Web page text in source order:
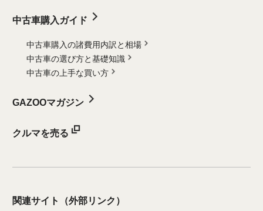
中古車購入ガイド
中古車購入の諸費用内訳と相場
中古車の選び方と基礎知識
中古車の上手な買い方
GAZOOマガジン
クルマを売る
関連サイト （外部リンク）